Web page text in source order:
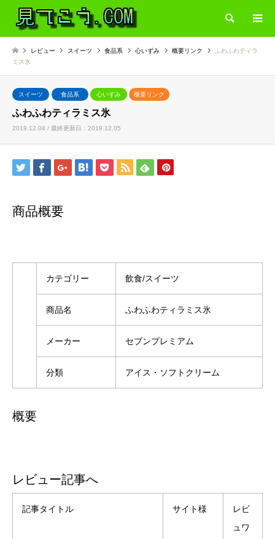
検索
レビュー スイーツ 食品系 心いずみ 概要リンク
ふわふわティラ
ミス氷
スイーツ 食品系 心いずみ 概要リンク
ふわふわティラミス氷
2019.12.04 / 最終更新日：2019.12.05
商品概要
カテゴリー 飲食/スイーツ
商品名 ふわふわティラミス氷
メーカー セブンプレミアム
分類 アイス・ソフトクリーム
概要
レビュー記事へ
記事タイトル サイト様
レビ
ュワ